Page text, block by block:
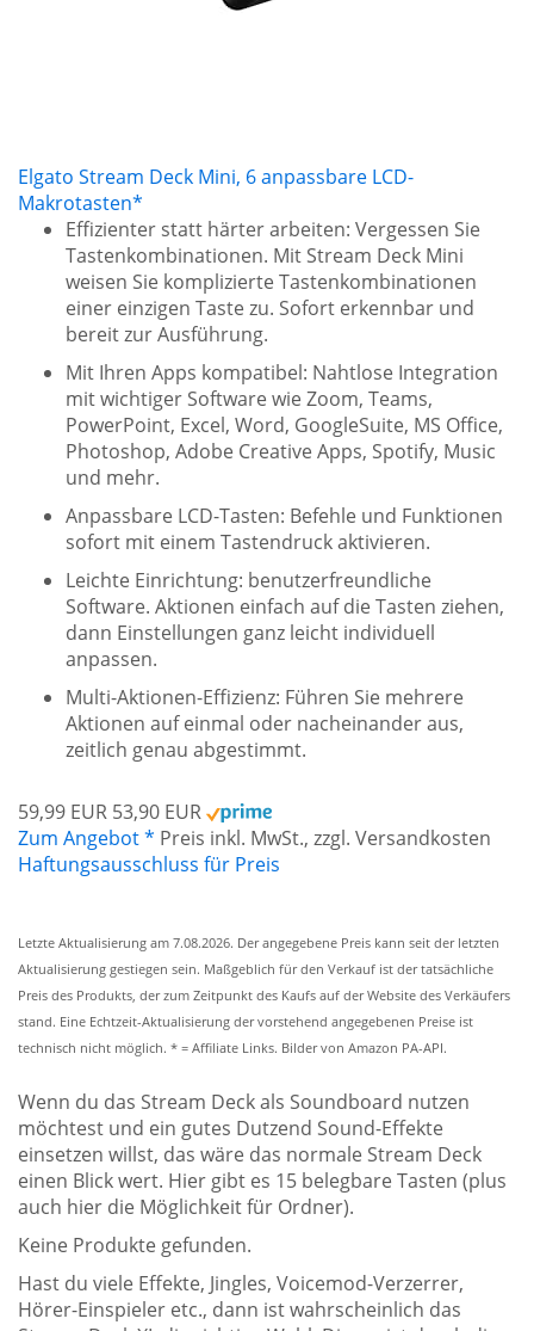
Elgato Stream Deck Mini, 6 anpassbare LCD-
Makrotasten*
Effizienter statt härter arbeiten: Vergessen Sie
Tastenkombinationen. Mit Stream Deck Mini
weisen Sie komplizierte Tastenkombinationen
einer einzigen Taste zu. Sofort erkennbar und
bereit zur Ausführung.
Mit Ihren Apps kompatibel: Nahtlose Integration
mit wichtiger Software wie Zoom, Teams,
PowerPoint, Excel, Word, GoogleSuite, MS Office,
Photoshop, Adobe Creative Apps, Spotify, Music
und mehr.
Anpassbare LCD-Tasten: Befehle und Funktionen
sofort mit einem Tastendruck aktivieren.
Leichte Einrichtung: benutzerfreundliche
Software. Aktionen einfach auf die Tasten ziehen,
dann Einstellungen ganz leicht individuell
anpassen.
Multi-Aktionen-Effizienz: Führen Sie mehrere
Aktionen auf einmal oder nacheinander aus,
zeitlich genau abgestimmt.
59,99 EUR 53,90 EUR
Zum Angebot * Preis inkl. MwSt., zzgl. Versandkosten
Haftungsausschluss für Preis
Letzte Aktualisierung am 7.08.2026. Der angegebene Preis kann seit der letzten
Aktualisierung gestiegen sein. Maßgeblich für den Verkauf ist der tatsächliche
Preis des Produkts, der zum Zeitpunkt des Kaufs auf der Website des Verkäufers
stand. Eine Echtzeit-Aktualisierung der vorstehend angegebenen Preise ist
technisch nicht möglich. * = Affiliate Links. Bilder von Amazon PA-API.
Wenn du das Stream Deck als Soundboard nutzen
möchtest und ein gutes Dutzend Sound-Effekte
einsetzen willst, das wäre das normale Stream Deck
einen Blick wert. Hier gibt es 15 belegbare Tasten (plus
auch hier die Möglichkeit für Ordner).
Keine Produkte gefunden.
Hast du viele Effekte, Jingles, Voicemod-Verzerrer,
Hörer-Einspieler etc., dann ist wahrscheinlich das